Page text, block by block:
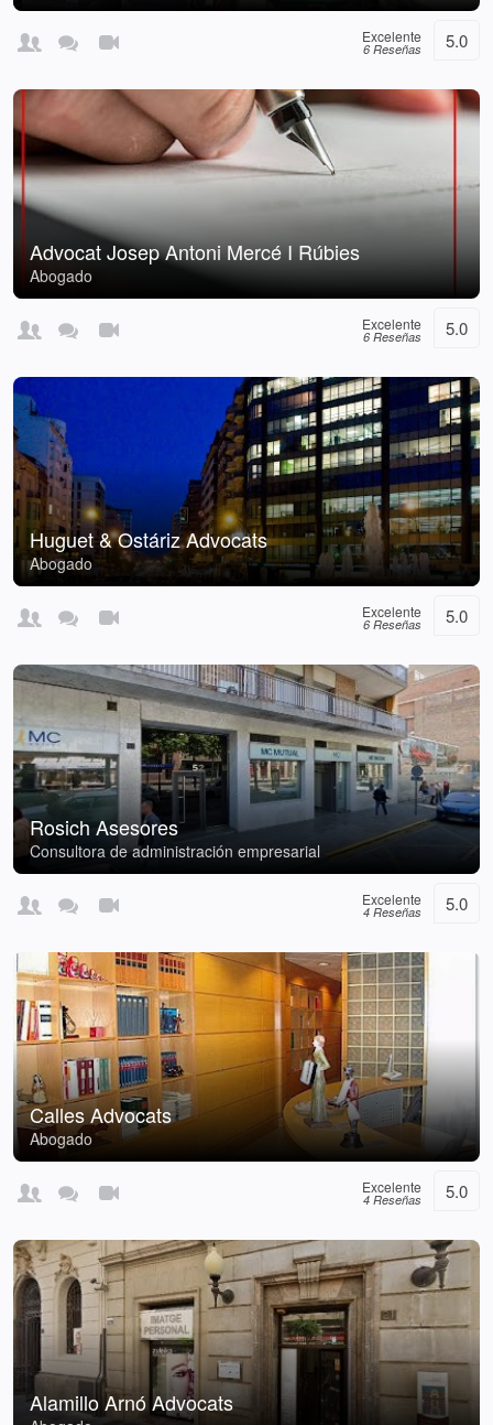
Excelente
6 Reseñas 5.0
Advocat Josep Antoni Mercé I Rúbies
Abogado
Excelente
6 Reseñas 5.0
Huguet & Ostáriz Advocats
Abogado
Excelente
6 Reseñas 5.0
Rosich Asesores
Consultora de administración empresarial
Excelente
4 Reseñas 5.0
Calles Advocats
Abogado
Excelente
4 Reseñas 5.0
Alamillo Arnó Advocats